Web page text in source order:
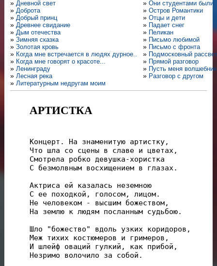
» Дневной свет » Они студентами были
» Доброта » Остров Романтики
» Добрый принц » Отцы и дети
» Древнее свидание » Падает снег
» Дым отечества » Пеликан
» Зимняя сказка » Письмо любимой
» Золотая кровь » Письмо с фронта
» Когда мне встречается в людях дурное.. » Подмосковный рассвет
» Когда мне говорят о красоте... » Прямой разговор
» Ленинграду » Пусть меня
» Лесная река » Разговор с другом
» Литературным недругам моим
АРТИСТКА
Концерт. На знаменитую артистку,
Что шла со сцены в славе и цветах,
Смотрела робко девушка-хористка
С безмолвным восхищением в глазах.
Актриса ей казалась неземною
С ее походкой, голосом, лицом.
Не человеком - высшим божеством,
На землю к людям посланным судьбою.
Шло "божество" вдоль узких коридоров,
Меж тихих костюмеров и гримеров,
И шлейф оваций гулкий, как прибой,
Незримо волочило за собой.